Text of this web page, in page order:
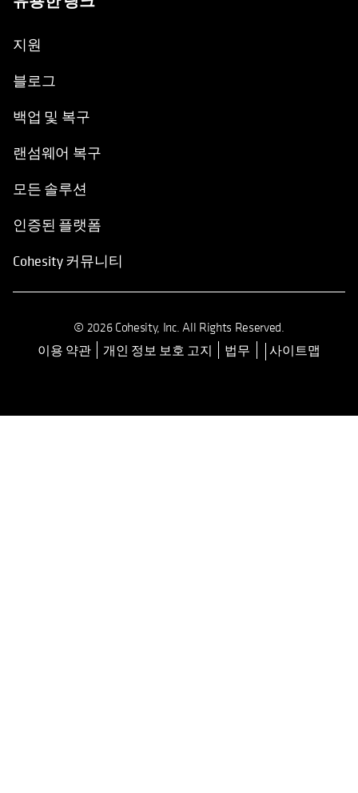
지원
블로그
백업 및 복구
랜섬웨어 복구
모든 솔루션
인증된 플랫폼
Cohesity 커뮤니티
© 2026 Cohesity, Inc. All Rights Reserved.
이용 약관 opens in a new tab
개인 정보 보호 고지 법무 사이트맵